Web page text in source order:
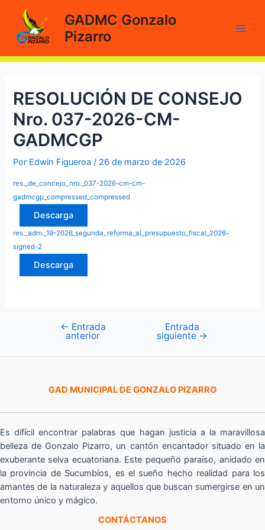
contenido
GADMC Gonzalo
Pizarro
RESOLUCIÓN DE CONSEJO
Nro. 037-2026-CM-
GADMCGP
Por Edwin Figueroa/ 26 de marzo de 2026
res._de_concejo_nro._037-2026-cm-cm-
gadmcgp_compressed_compressed
Descarga
res._adm._19-2026_segunda_reforma_al_presupuesto_fiscal_2026-
signed-2
Descarga
Navegación
← Entrada
anterior
Entrada
siguiente →
GAD MUNICIPAL DE GONZALO PIZARRO
Es difícil encontrar palabras que hagan justicia a la maravillosa
belleza de Gonzalo Pizarro, un cantón encantador situado en la
exuberante selva ecuatoriana. Este pequeño paraíso, anidado en
la provincia de Sucumbíos, es el sueño hecho realidad para los
amantes de la naturaleza y aquellos que buscan sumergirse en un
entorno único y mágico.
CONTÁCTANOS